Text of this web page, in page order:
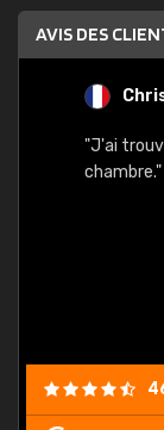
AVIS DES
"J'ai
chambre."